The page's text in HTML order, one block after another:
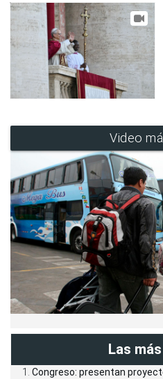
Video
Las
Congreso: presentan